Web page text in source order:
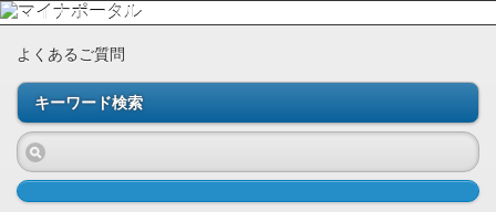
よくあるご質問
キーワード検索